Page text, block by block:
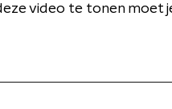
video te tonen moet